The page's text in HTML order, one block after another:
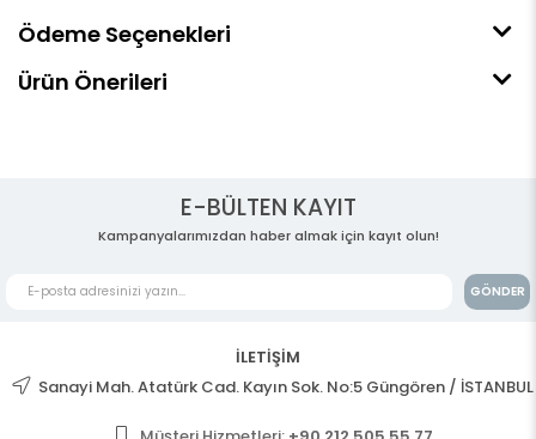
Ödeme Seçenekleri
Ürün Önerileri
E-BÜLTEN KAYIT
Kampanyalarımızdan haber almak için kayıt olun!
GÖNDER
İLETİŞİM
Sanayi Mah. Atatürk Cad. Kayın Sok. No:5 Güngören / İSTANBUL